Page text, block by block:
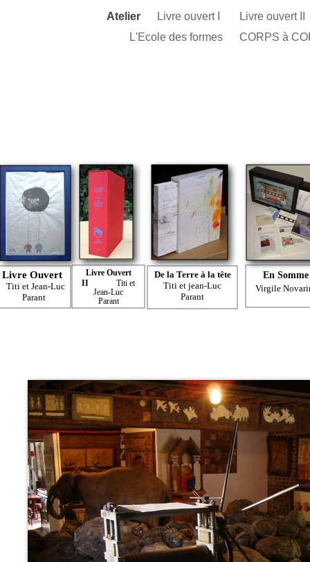
Atelier Livre ouvert I
Livre ouvert II
L'Ecole des formes
CORPS à
En Somme
Virgile
Livre Ouvert
II
Titi et
Jean-Luc
Parant
Livre Ouvert
Titi et Jean-Luc
Parant
De la Terre à la tête
Titi et jean-Luc
Parant